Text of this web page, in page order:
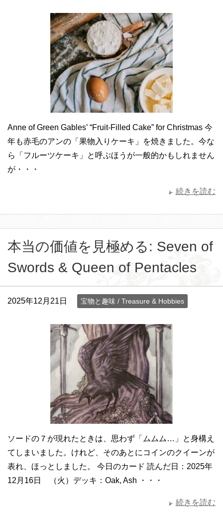
Anne of Green Gables’ “Fruit-Filled Cake” for Christmas 今
年も赤毛のアンの「果物入りケーキ」を焼きました。今な
ら「フルーツケーキ」と呼ぶほうが一般的かもしれません
が・・・
続きを読む
本当の価値を見極める: Seven of
Swords & Queen of Pentacles
2025年12月21日 宝物と趣味 / Treasure & Hobbies
ソードの７が現れたときは、思わず「ムムム…」と身構え
てしまいました。けれど、そのあとにコインのクイーンが
表れ、ほっとしました。 今日のカード 読んだ日：2025年
12月16日 （火）デッキ：Oak, Ash ・・・
続きを読む